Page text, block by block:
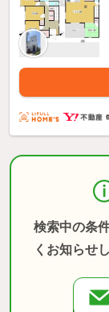
検索中の条
くお知らせ